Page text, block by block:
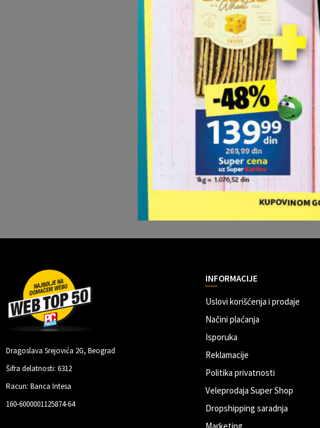
Dragoslava Srejovića 2G, Beograd
Šifra delatnosti: 6312
Racun: Banca Intesa
160-6000001125874-64
INFORMACIJE
Uslovi korišćenja i prodaje
Načini plaćanja
Isporuka
Reklamacije
Politika privatnosti
Veleprodaja Super Shop
Dropshipping saradnja